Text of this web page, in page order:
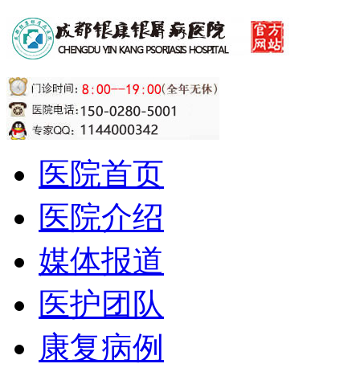
医院首页
医院介绍
媒体报道
医护团队
康复病例